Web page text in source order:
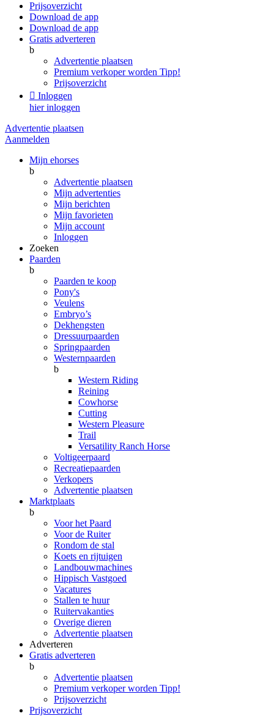
Prijsoverzicht
Download de app
Download de app
Gratis adverteren
b
Advertentie plaatsen
Premium verkoper worden Tipp!
Prijsoverzicht
 Inloggen
hier inloggen
Advertentie plaatsen
Aanmelden
Mijn ehorses
b
Advertentie plaatsen
Mijn advertenties
Mijn berichten
Mijn favorieten
Mijn account
Inloggen
Zoeken
Paarden
b
Paarden te koop
Pony's
Veulens
Embryo’s
Dekhengsten
Dressuurpaarden
Springpaarden
Westernpaarden
b
Western Riding
Reining
Cowhorse
Cutting
Western Pleasure
Trail
Versatility Ranch Horse
Voltigeerpaard
Recreatiepaarden
Verkopers
Advertentie plaatsen
Marktplaats
b
Voor het Paard
Voor de Ruiter
Rondom de stal
Koets en rijtuigen
Landbouwmachines
Hippisch Vastgoed
Vacatures
Stallen te huur
Ruitervakanties
Overige dieren
Advertentie plaatsen
Adverteren
Gratis adverteren
b
Advertentie plaatsen
Premium verkoper worden Tipp!
Prijsoverzicht
Prijsoverzicht